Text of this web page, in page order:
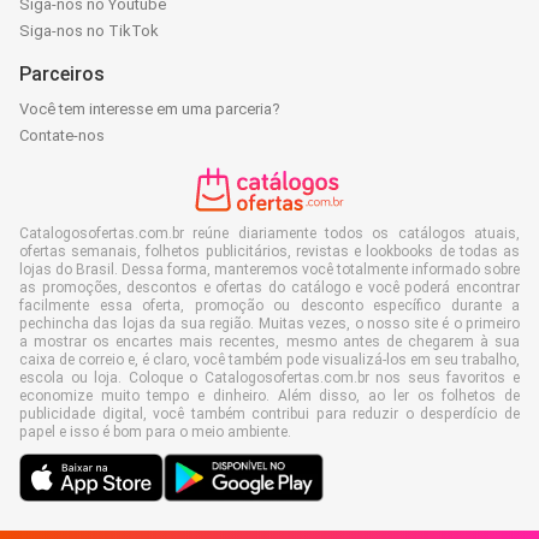
Siga-nos no Youtube
Siga-nos no TikTok
Parceiros
Você tem interesse em uma parceria?
Contate-nos
Catalogosofertas.com.br reúne diariamente todos os catálogos atuais,
ofertas semanais, folhetos publicitários, revistas e lookbooks de todas as
lojas do Brasil. Dessa forma, manteremos você totalmente informado sobre
as promoções, descontos e ofertas do catálogo e você poderá encontrar
facilmente essa oferta, promoção ou desconto específico durante a
pechincha das lojas da sua região. Muitas vezes, o nosso site é o primeiro
a mostrar os encartes mais recentes, mesmo antes de chegarem à sua
caixa de correio e, é claro, você também pode visualizá-los em seu trabalho,
escola ou loja. Coloque o Catalogosofertas.com.br nos seus favoritos e
economize muito tempo e dinheiro. Além disso, ao ler os folhetos de
publicidade digital, você também contribui para reduzir o desperdício de
papel e isso é bom para o meio ambiente.